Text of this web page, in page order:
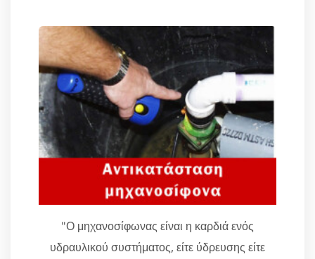
"Ο μηχανοσίφωνας είναι η καρδιά ενός
υδραυλικού συστήματος, είτε ύδρευσης είτε